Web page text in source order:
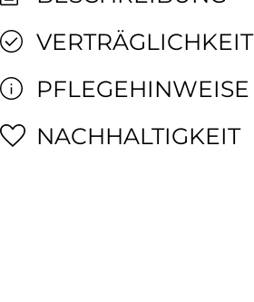
VERTRÄGLICHKEIT
PFLEGEHINWEISE
NACHHALTIGKEIT